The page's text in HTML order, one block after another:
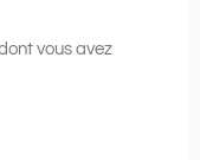
vous avez